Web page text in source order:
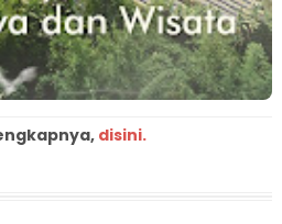
disini.